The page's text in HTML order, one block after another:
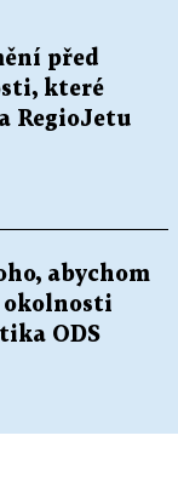
před
které
RegioJetu
abychom
ODS